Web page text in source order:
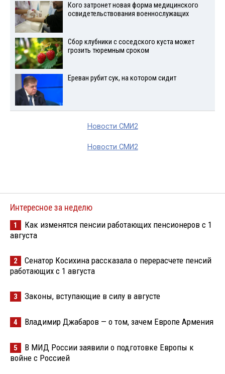
Кого затронет новая форма медицинского
освидетельствования военнослужащих
Сбор клубники с соседского куста может
грозить тюремным сроком
Ереван рубит сук, на котором сидит
Новости СМИ2
Новости СМИ2
Интересное за неделю
1
Как изменятся пенсии работающих пенсионеров с 1
августа
2
Сенатор Косихина рассказала о перерасчете пенсий
работающих с 1 августа
3 Законы, вступающие в силу в августе
4 Владимир Джабаров — о том, зачем Европе Армения
5
В МИД России заявили о подготовке Европы к
войне с Россией